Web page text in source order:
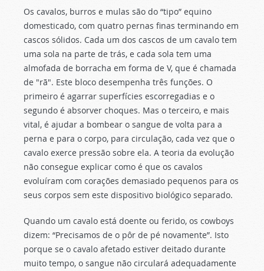
Os cavalos, burros e mulas são do “tipo” equino
domesticado, com quatro pernas finas terminando em
cascos sólidos. Cada um dos cascos de um cavalo tem
uma sola na parte de trás, e cada sola tem uma
almofada de borracha em forma de V, que é chamada
de "rã". Este bloco desempenha três funções. O
primeiro é agarrar superfícies escorregadias e o
segundo é absorver choques. Mas o terceiro, e mais
vital, é ajudar a bombear o sangue de volta para a
perna e para o corpo, para circulação, cada vez que o
cavalo exerce pressão sobre ela. A teoria da evolução
não consegue explicar como é que os cavalos
evoluíram com corações demasiado pequenos para os
seus corpos sem este dispositivo biológico separado.
Quando um cavalo está doente ou ferido, os cowboys
dizem: “Precisamos de o pôr de pé novamente”. Isto
porque se o cavalo afetado estiver deitado durante
muito tempo, o sangue não circulará adequadamente